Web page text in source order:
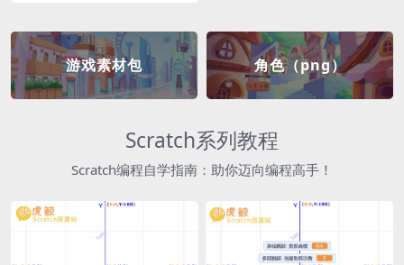
游戏素材包 角色（png）
Scratch系列教程
Scratch编程自学指南：助你迈向编程高手！